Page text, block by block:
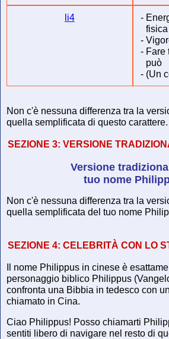
li4 -
fisica
-
- Fare
può
- (Un
Non c'è nessuna differenza tra la
quella semplificata di questo carattere.
SEZIONE 3: VERSIONE
Versione
tuo nome
Non c'è nessuna differenza tra la
quella semplificata del tuo nome
SEZIONE 4: CELEBRITÀ CON LO
Il nome Philippus in cinese è
personaggio biblico Philippus
confronta una Bibbia in tedesco con
chiamato in Cina.
Ciao Philippus! Posso chiamarti
sentiti libero di navigare nel resto di